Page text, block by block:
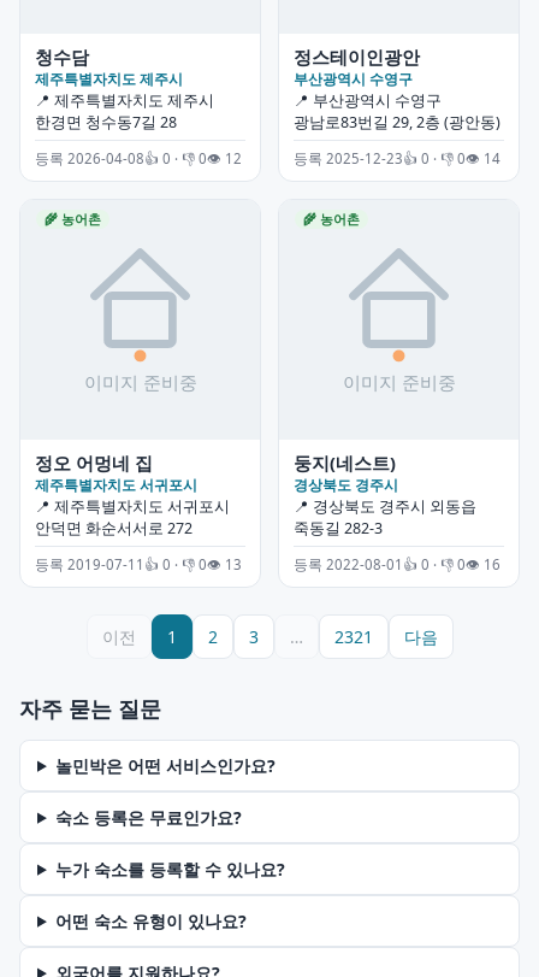
청수담
제주특별자치도 제주시
📍 제주특별자치도 제주시
한경면 청수동7길 28
등록 2026-04-08👍 0 · 👎 0👁 12
정스테이인광안
부산광역시 수영구
📍 부산광역시 수영구
광남로83번길 29, 2층 (광안동)
등록 2025-12-23👍 0 · 👎 0👁 14
🌾 농어촌
정오 어멍네 집
제주특별자치도 서귀포시
📍 제주특별자치도 서귀포시
안덕면 화순서서로 272
등록 2019-07-11 👍 0 · 👎 0👁 13
🌾 농어촌
둥지(네스트)
경상북도 경주시
📍 경상북도 경주시 외동읍
죽동길 282-3
등록 2022-08-01 👍 0 · 👎 0👁 16
이전 1 2 3 … 2321 다음
자주 묻는 질문
놀민박은 어떤 서비스인가요?
숙소 등록은 무료인가요?
누가 숙소를 등록할 수 있나요?
어떤 숙소 유형이 있나요?